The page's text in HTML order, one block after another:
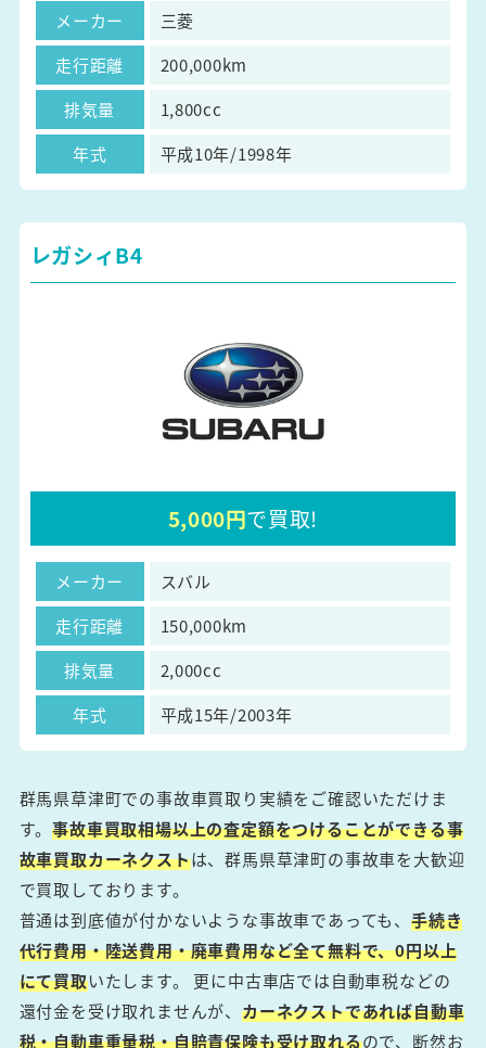
メーカー
三菱
走行距離
200,000km
排気量
1,800cc
年式
平成10年/1998年
レガシィB4
5,000円で買取!
メーカー
スバル
走行距離
150,000km
排気量
2,000cc
年式
平成15年/2003年
群馬県草津町での事故車買取り実績をご確認いただけま
す。事故車買取相場以上の査定額をつけることができる事
故車買取カーネクストは、群馬県草津町の事故車を大歓迎
で買取しております。
普通は到底値が付かないような事故車であっても、手続き
代行費用・陸送費用・廃車費用など全て無料で、0円以上
にて買取いたします。 更に中古車店では自動車税などの
還付金を受け取れませんが、カーネクストであれば自動車
税・自動車重量税・自賠責保険も受け取れるので、断然お